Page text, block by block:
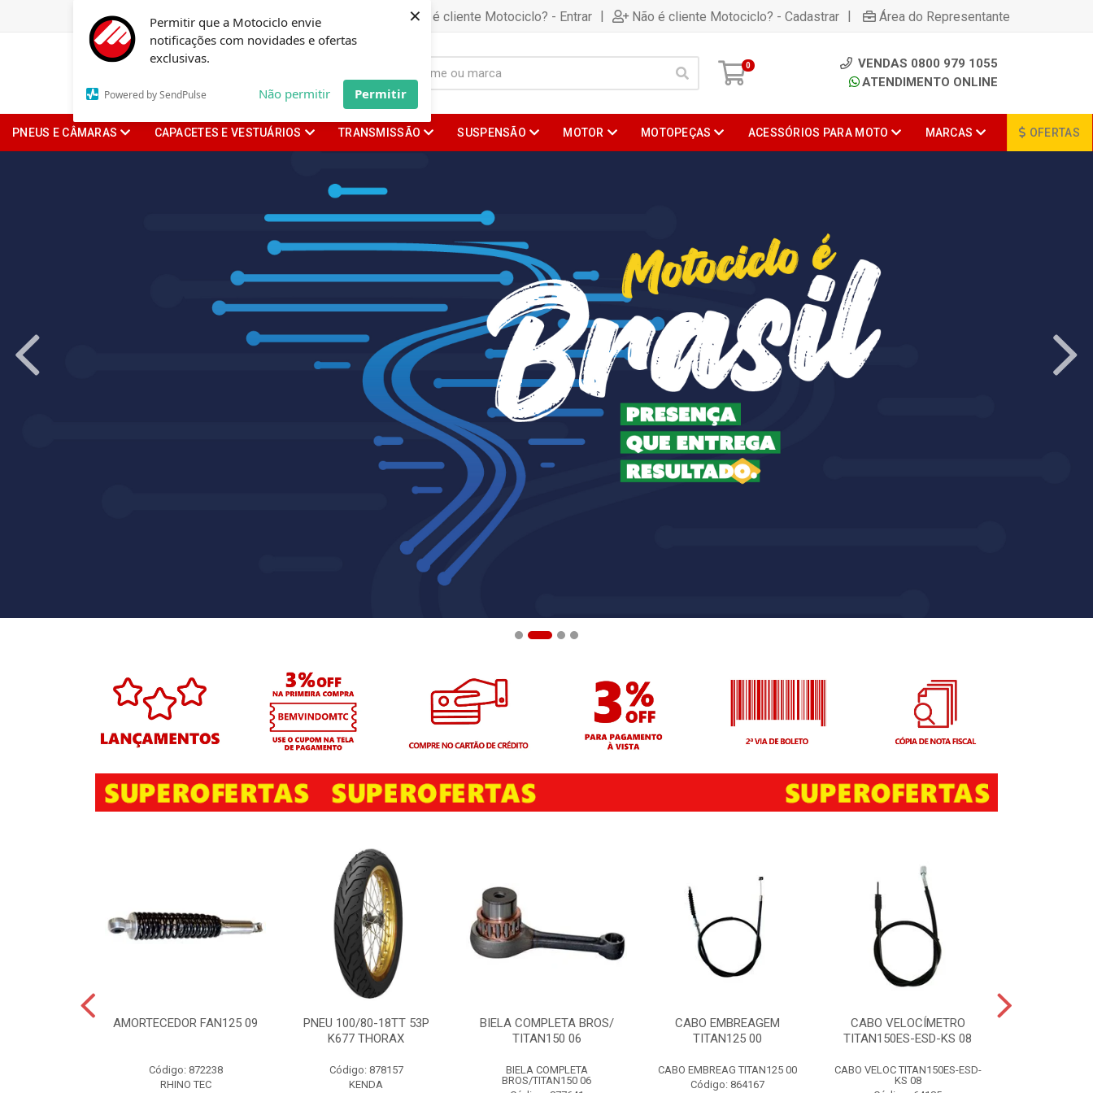
Permitir que a Motociclo envie
notificações com novidades e ofertas
exclusivas.
Powered by SendPulse Não permitir Permitir
×Já é cliente Motociclo? - Entrar | Não é cliente Motociclo? - Cadastrar | Área do Representante
0
VENDAS 0800 979 1055
ATENDIMENTO ONLINE
PNEUS E CÂMARAS CAPACETES E VESTUÁRIOS TRANSMISSÃO SUSPENSÃO MOTOR MOTOPEÇAS ACESSÓRIOS PARA MOTO MARCAS OFERTAS
AMORTECEDOR FAN125 09
Código: 872238
RHINO TEC
PNEU 100/80-18TT 53P
K677 THORAX
Código: 878157
KENDA
BIELA COMPLETA BROS/
TITAN150 06
BIELA COMPLETA
BROS/TITAN150 06
CABO EMBREAGEM
TITAN125 00
CABO EMBREAG TITAN125 00
Código: 864167
CABO VELOCÍMETRO
TITAN150ES-ESD-KS 08
CABO VELOC TITAN150ES-ESD-
KS 08